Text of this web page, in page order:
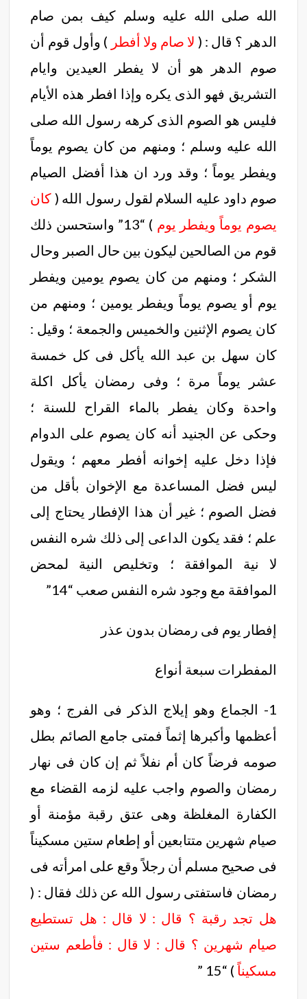
الله صلى الله عليه وسلم كيف بمن صام
الدهر ؟ قال : ( لا صام ولا أفطر ) وأول قوم أن
صوم الدهر هو أن لا يفطر العيدين وايام
التشريق فهو الذى يكره وإذا افطر هذه الأيام
فليس هو الصوم الذى كرهه رسول الله صلى
الله عليه وسلم ؛ ومنهم من كان يصوم يوماً
ويفطر يوماً ؛ وقد ورد ان هذا أفضل الصيام
صوم داود عليه السلام لقول رسول الله ( كان
يصوم يوماً ويفطر يوم
) “13” واستحسن ذلك
قوم من الصالحين ليكون بين حال الصبر وحال
الشكر ؛ ومنهم من كان يصوم يومين ويفطر
يوم أو يصوم يوماً ويفطر يومين ؛ ومنهم من
كان يصوم الإثنين والخميس والجمعة ؛ وقيل :
كان سهل بن عبد الله يأكل فى كل خمسة
عشر يوماً مرة ؛ وفى رمضان يأكل اكلة
واحدة وكان يفطر بالماء القراح للسنة ؛
وحكى عن الجنيد أنه كان يصوم على الدوام
فإذا دخل عليه إخوانه أفطر معهم ؛ ويقول
ليس فضل المساعدة مع الإخوان بأقل من
فضل الصوم ؛ غير أن هذا الإفطار يحتاج إلى
علم ؛ فقد يكون الداعى إلى ذلك شره النفس
لا نية الموافقة ؛ وتخليص النية لمحض
الموافقة مع وجود شره النفس صعب “14”
إفطار يوم فى رمضان بدون عذر
المفطرات سبعة أنواع
1- الجماع وهو إيلاج الذكر فى الفرج ؛ وهو
أعظمها وأكبرها إثماً فمتى جامع الصائم بطل
صومه فرضاً كان أم نفلاً ثم إن كان فى نهار
رمضان والصوم واجب عليه لزمه القضاء مع
الكفارة المغلظة وهى عتق رقبة مؤمنة أو
صيام شهرين متتابعين أو إطعام ستين مسكيناً
فى صحيح مسلم أن رجلاً وقع على امرأته فى
رمضان فاستفتى رسول الله عن ذلك فقال : (
هل تجد رقبة ؟ قال : لا قال : هل تستطيع
صيام شهرين ؟ قال : لا قال : فأطعم ستين
مسكيناً ) “15 ”